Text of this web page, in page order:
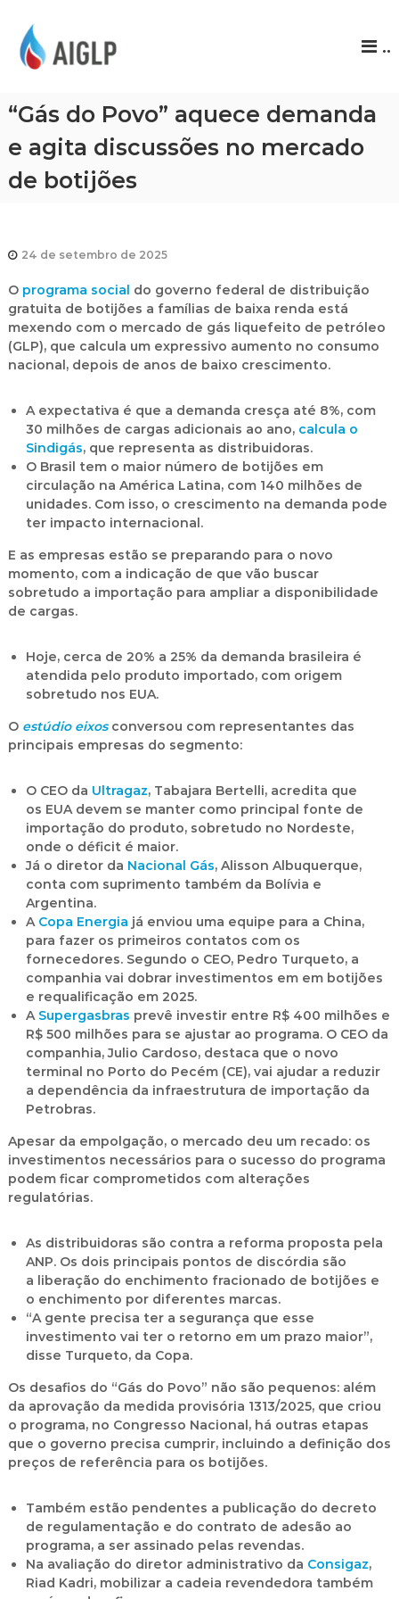
P
..
“Gás do Povo” aquece demanda
e agita discussões no mercado
de botijões
24 de setembro de 2025
O programa social do governo federal de distribuição
gratuita de botijões a famílias de baixa renda está
mexendo com o mercado de gás liquefeito de petróleo
(GLP), que calcula um expressivo aumento no consumo
nacional, depois de anos de baixo crescimento.
A expectativa é que a demanda cresça até 8%, com
30 milhões de cargas adicionais ao ano, calcula o
Sindigás, que representa as distribuidoras.
O Brasil tem o maior número de botijões em
circulação na América Latina, com 140 milhões de
unidades. Com isso, o crescimento na demanda pode
ter impacto internacional.
E as empresas estão se preparando para o novo
momento, com a indicação de que vão buscar
sobretudo a importação para ampliar a disponibilidade
de cargas.
Hoje, cerca de 20% a 25% da demanda brasileira é
atendida pelo produto importado, com origem
sobretudo nos EUA.
O estúdio eixosconversou com representantes das
principais empresas do segmento:
O CEO da Ultragaz, Tabajara Bertelli, acredita que
os EUA devem se manter como principal fonte de
importação do produto, sobretudo no Nordeste,
onde o déficit é maior.
Já o diretor da Nacional Gás, Alisson Albuquerque,
conta com suprimento também da Bolívia e
Argentina.
A Copa Energia já enviou uma equipe para a China,
para fazer os primeiros contatos com os
fornecedores. Segundo o CEO, Pedro Turqueto, a
companhia vai dobrar investimentos em em botijões
e requalificação em 2025.
A Supergasbras prevê investir entre R$ 400 milhões e
R$ 500 milhões para se ajustar ao programa. O CEO da
companhia, Julio Cardoso, destaca que o novo
terminal no Porto do Pecém (CE), vai ajudar a reduzir
a dependência da infraestrutura de importação da
Petrobras.
Apesar da empolgação, o mercado deu um recado: os
investimentos necessários para o sucesso do programa
podem ficar comprometidos comalterações
regulatórias.
As distribuidoras são contra a reforma proposta pela
ANP. Os dois principais pontos de discórdia são
a liberação do enchimento fracionado de botijões e
o enchimento por diferentes marcas.
“A gente precisa ter a segurança que esse
investimento vai ter o retorno em um prazo maior”,
disse Turqueto, da Copa.
Os desafios do “Gás do Povo” não são pequenos: além
da aprovação da medida provisória 1313/2025, que criou
o programa, no Congresso Nacional, há outras etapas
que o governo precisa cumprir, incluindo a definição dos
preços de referência para os botijões.
Também estão pendentes a publicação do decreto
de regulamentação e do contrato de adesão ao
programa, a ser assinado pelas revendas.
Na avaliação do diretor administrativo da Consigaz,
Riad Kadri, mobilizar a cadeia revendedora também